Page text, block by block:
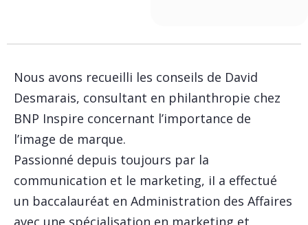
Nous avons recueilli les conseils de David
Desmarais, consultant en philanthropie chez
BNP Inspire concernant l’importance de
l’image de marque.
Passionné depuis toujours par la
communication et le marketing, iI a effectué
un baccalauréat en Administration des Affaires